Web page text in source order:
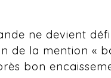
ne devient
de la mention «
bon